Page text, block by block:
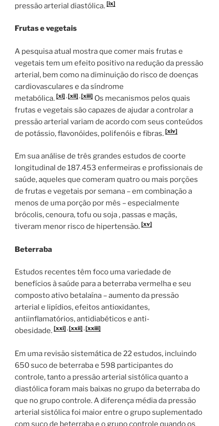
pressão arterial diastólica. [ix]
Frutas e vegetais
A pesquisa atual mostra que comer mais frutas e
vegetais tem um efeito positivo na redução da pressão
arterial, bem como na diminuição do risco de doenças
cardiovasculares e da síndrome
metabólica. [xi] ,[xii] ,[xiii] Os mecanismos pelos quais
frutas e vegetais são capazes de ajudar a controlar a
pressão arterial variam de acordo com seus conteúdos
de potássio, flavonóides, polifenóis e fibras. [xiv]
Em sua análise de três grandes estudos de coorte
longitudinal de 187.453 enfermeiras e profissionais de
saúde, aqueles que comeram quatro ou mais porções
de frutas e vegetais por semana – em combinação a
menos de uma porção por mês – especialmente
brócolis, cenoura, tofu ou soja , passas e maçãs,
tiveram menor risco de hipertensão. [xv]
Beterraba
Estudos recentes têm foco uma variedade de
benefícios à saúde para a beterraba vermelha e seu
composto ativo betalaína – aumento da pressão
arterial e lipídios, efeitos antioxidantes,
antiinflamatórios, antidiabéticos e anti-
obesidade. [xxi] ,[xxii] ,[xxiii]
Em uma revisão sistemática de 22 estudos, incluindo
650 suco de beterraba e 598 participantes do
controle, tanto a pressão arterial sistólica quanto a
diastólica foram mais baixas no grupo da beterraba do
que no grupo controle. A diferença média da pressão
arterial sistólica foi maior entre o grupo suplementado
com suco de beterraba e o grupo controle quando os